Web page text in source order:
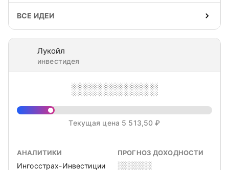
ВСЕ ИДЕИ
Лукойл
инвестидея
░░░░░░░░░░
Текущая цена 5 513,50 ₽
АНАЛИТИКИ
Ингосстрах-Инвестиции
ПРОГНОЗ ДОХОДНОСТИ
░░░░░░